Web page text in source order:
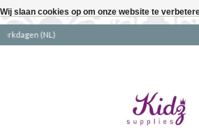
Gratis verzending boven
Wij slaan cookies op om onze website te